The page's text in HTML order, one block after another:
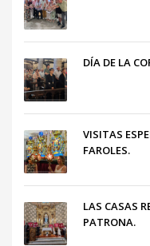
DÍA DE LA
VISITAS
FAROLES.
LAS CASAS
PATRONA.